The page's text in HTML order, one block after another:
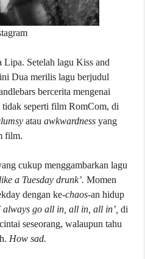
Lipa. Setelah lagu Kiss and
Dua merilis lagu berjudul
bercerita mengenai
tidak seperti film RomCom, di
atau awkwardness yang
film.
cukup menggambarkan lagu
a Tuesday drunk’. Momen
dengan ke-chaos-an hidup
always go all in, all in, all in’, di
seseorang, walaupun tahu
How sad.